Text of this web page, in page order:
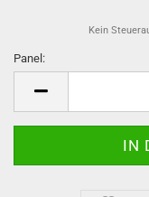
Kein
Panel: